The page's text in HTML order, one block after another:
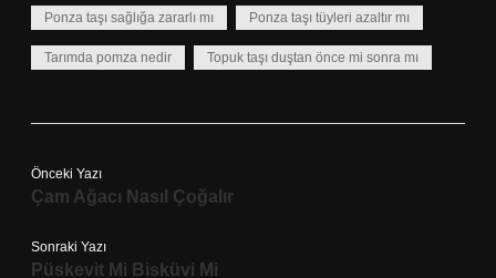
Ponza taşı sağlığa zararlı mı Ponza taşı tüyleri azaltır mı
Tarımda pomza nedir Topuk taşı duştan önce mi sonra mı
Önceki Yazı
Çam Ağacı Nasıl Çoğalır
Sonraki Yazı
Püskevit Mi Bisküvi Mi